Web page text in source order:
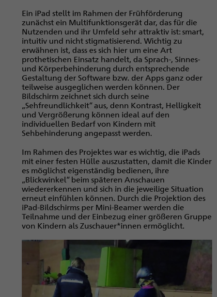
Ein iPad stellt im Rahmen der Frühförderung
zunächst ein Multifunktionsgerät dar, das für die
Nutzenden und ihr Umfeld sehr attraktiv ist: smart,
intuitiv und nicht stigmatisierend. Wichtig zu
erwähnen ist, dass es sich hier um eine Art
prothetischen Einsatz handelt, da Sprach-, Sinnes-
und Körperbehinderung durch entsprechende
Gestaltung der Software bzw. der Apps ganz oder
teilweise ausgeglichen werden können. Der
Bildschirm zeichnet sich durch seine
„Sehfreundlichkeit“ aus, denn Kontrast, Helligkeit
und Vergrößerung können ideal auf den
individuellen Bedarf von Kindern mit
Sehbehinderung angepasst werden.
Im Rahmen des Projektes war es wichtig, die iPads
mit einer festen Hülle auszustatten, damit die Kinder
es möglichst eigenständig bedienen, ihre
„Blickwinkel“ beim späteren Anschauen
wiedererkennen und sich in die jeweilige Situation
erneut einfühlen können. Durch die Projektion des
iPad-Bildschirms per Mini-Beamer werden die
Teilnahme und der Einbezug einer größeren Gruppe
von Kindern als Zuschauer*innen ermöglicht.